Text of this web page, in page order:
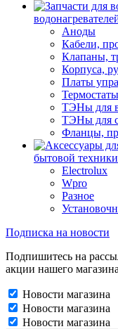
Аноды
Кабели,
Клапаны,
Корпуса,
Платы
Термостаты
ТЭНы для
ТЭНы для
Фланцы,
бытовой техники
Electrolux
Wpro
Разное
Подписка на новости
Подпишитесь на
акции нашего
Новости магазина
Новости магазина
Новости магазина